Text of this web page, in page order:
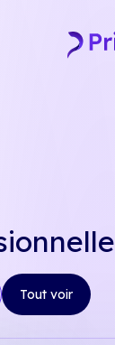
Tout voir